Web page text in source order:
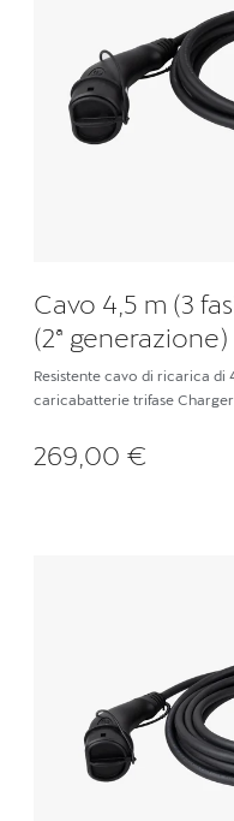
Cavo 4,5 m (3
(2ª generazione)
Resistente cavo di ricarica di
caricabatterie trifase Charger
269,00 €